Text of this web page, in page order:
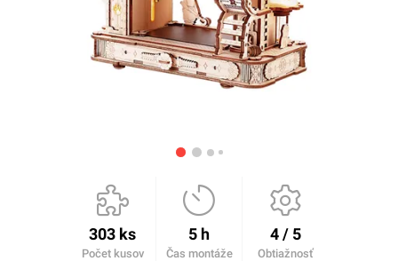
303 ks
Počet kusov
5 h
Čas montáže
4 / 5
Obtiažnosť